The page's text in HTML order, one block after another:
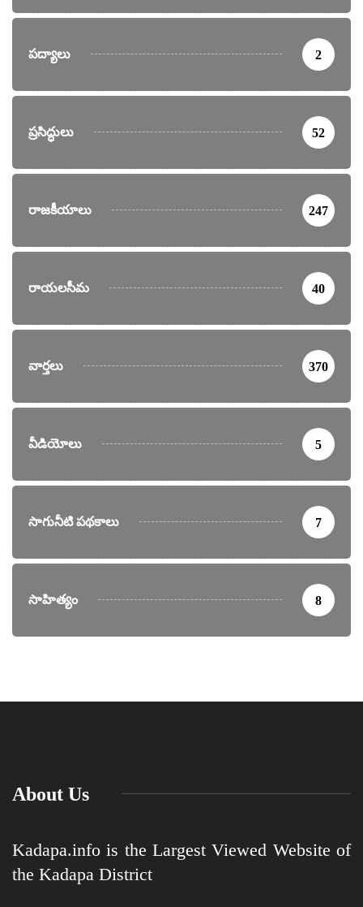
పద్యాలు 2
ప్రసిద్ధులు 52
రాజకీయాలు 247
రాయలసీమ 40
వార్తలు 370
వీడియోలు 5
సాగునీటి పథకాలు 7
సాహిత్యం 8
About Us
Kadapa.info is the Largest Viewed Website of
the Kadapa District